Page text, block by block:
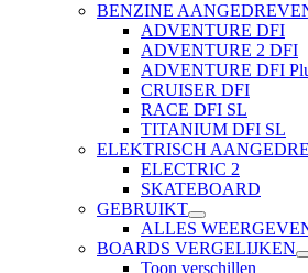
BENZINE
ADVENTURE DFI
ADVENTURE 2 DFI
ADVENTURE DFI
CRUISER DFI
RACE DFI SL
TITANIUM DFI SL
ELEKTRISCH
ELECTRIC 2
SKATEBOARD
GEBRUIKT
ALLES
BOARDS VERGELIJKEN
Toon verschillen